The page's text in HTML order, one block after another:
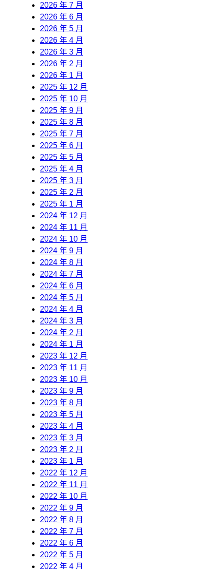
2026 年 7 月
2026 年 6 月
2026 年 5 月
2026 年 4 月
2026 年 3 月
2026 年 2 月
2026 年 1 月
2025 年 12 月
2025 年 10 月
2025 年 9 月
2025 年 8 月
2025 年 7 月
2025 年 6 月
2025 年 5 月
2025 年 4 月
2025 年 3 月
2025 年 2 月
2025 年 1 月
2024 年 12 月
2024 年 11 月
2024 年 10 月
2024 年 9 月
2024 年 8 月
2024 年 7 月
2024 年 6 月
2024 年 5 月
2024 年 4 月
2024 年 3 月
2024 年 2 月
2024 年 1 月
2023 年 12 月
2023 年 11 月
2023 年 10 月
2023 年 9 月
2023 年 8 月
2023 年 5 月
2023 年 4 月
2023 年 3 月
2023 年 2 月
2023 年 1 月
2022 年 12 月
2022 年 11 月
2022 年 10 月
2022 年 9 月
2022 年 8 月
2022 年 7 月
2022 年 6 月
2022 年 5 月
2022 年 4 月